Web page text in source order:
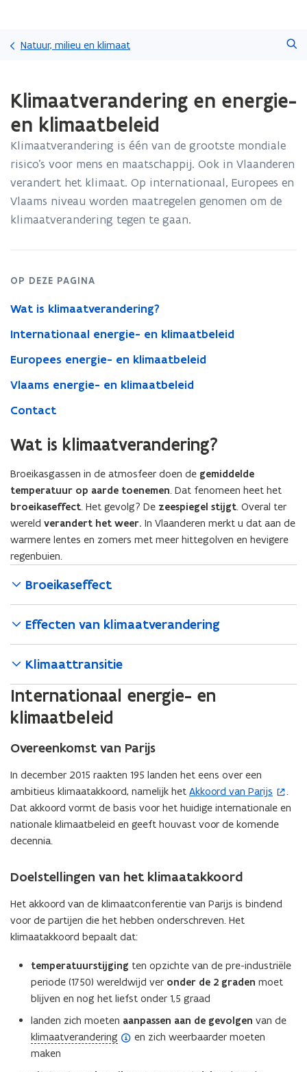
gaan
Natuur, milieu en klimaat
met
laden.
bevindt
zich
op:
Klimaatverandering
Klimaatverandering en energie-
en klimaatbeleid
Klimaatverandering is één van de grootste mondiale
risico’s voor mens en maatschappij. Ook in Vlaanderen
verandert het klimaat. Op internationaal, Europees en
Vlaams niveau worden maatregelen genomen om de
klimaatverandering tegen te gaan.
OP DEZE PAGINA
Wat is klimaatverandering?
Internationaal energie- en klimaatbeleid
Europees energie- en klimaatbeleid
Vlaams energie- en klimaatbeleid
Contact
Wat is klimaatverandering?
Broeikasgassen in de atmosfeer doen de gemiddelde
temperatuur op aarde toenemen. Dat fenomeen heet het
broeikaseffect. Het gevolg? De zeespiegel stijgt. Overal ter
wereld verandert het weer. In Vlaanderen merkt u dat aan de
warmere lentes en zomers met meer hittegolven en hevigere
regenbuien.
Broeikaseffect
Effecten van klimaatverandering
Klimaattransitie
Internationaal energie- en
klimaatbeleid
Overeenkomst van Parijs
In december 2015 raakten 195 landen het eens over een
ambitieus klimaatakkoord, namelijk het Akkoord van Parijs
(
o
p
t
n
n
u
w
v
e
n
.
Dat akkoord vormt de basis voor het huidige internationale en
nationale klimaatbeleid en geeft houvast voor de komende
decennia.
Doelstellingen van het klimaatakkoord
Het akkoord van de klimaatconferentie van Parijs is bindend
voor de partijen die het hebben onderschreven. Het
klimaatakkoord bepaalt dat:
temperatuurstijging ten opzichte van de pre-industriële
periode (1750) wereldwijd ver onder de 2 graden moet
blijven en nog het liefst onder 1,5 graad
landen zich moeten aanpassen aan de gevolgen van de
klimaatverandering
(
o
en zich weerbaarder moeten
maken